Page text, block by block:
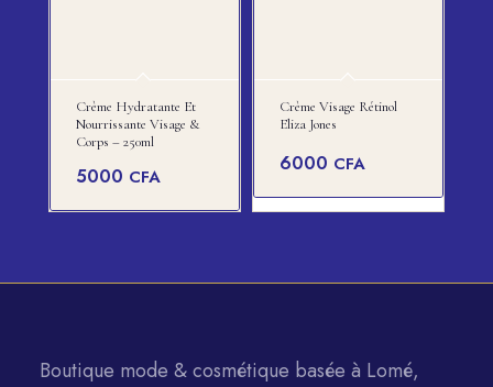
Crème Hydratante Et
Nourrissante Visage &
Corps – 250ml
5000 CFA
Crème Visage Rétinol
Eliza Jones
6000 CFA
Boutique mode & cosmétique basée à Lomé,